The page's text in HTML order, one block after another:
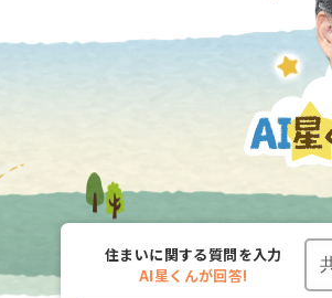
住まいに関する質問を入力
AI星くんが回答!